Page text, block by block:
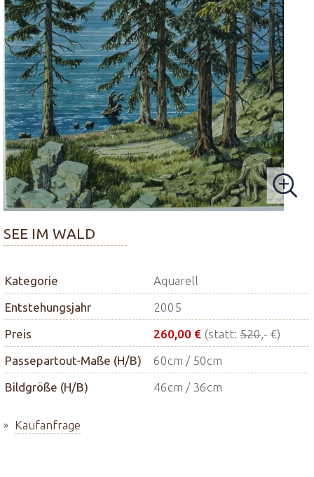
SEE IM WALD
Kategorie
Aquarell
Entstehungsjahr
2005
Preis
260,00 € (statt: 520,- €)
Passepartout-Maße (H/B)
60cm / 50cm
Bildgröße (H/B)
46cm / 36cm
Kaufanfrage